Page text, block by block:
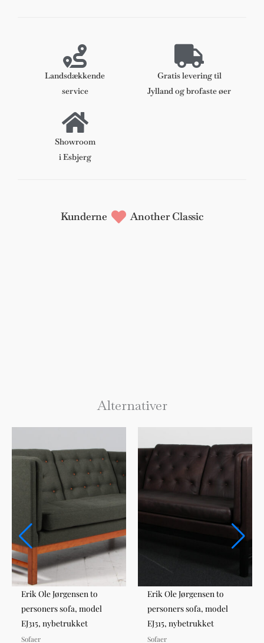
nybetrukketLandsdækkende
service
Gratis levering til
Jylland og brofaste øer
Showroom
i Esbjerg
Kunderne Another Classic
Alternativer
Erik Ole Jørgensen to
personers sofa, model
EJ315, nybetrukket
Sofaer
Erik Ole Jørgensen to
personers sofa, model
EJ315, nybetrukket
Sofaer